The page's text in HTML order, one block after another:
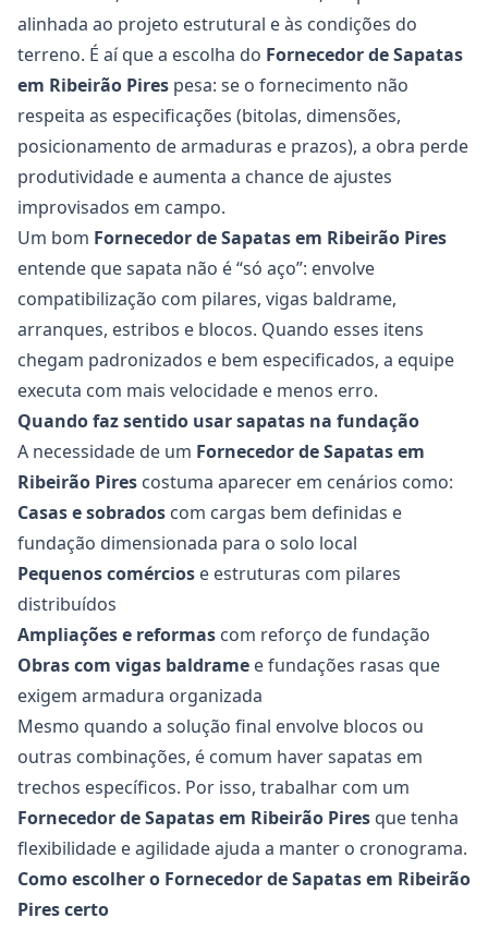
alinhada ao projeto estrutural e às condições do
terreno. É aí que a escolha do Fornecedor de Sapatas
em Ribeirão Pires pesa: se o fornecimento não
respeita as especificações (bitolas, dimensões,
posicionamento de armaduras e prazos), a obra perde
produtividade e aumenta a chance de ajustes
improvisados em campo.
Um bom Fornecedor de Sapatasem Ribeirão Pires
entende que sapata não é “só aço”: envolve
compatibilização com pilares, vigas baldrame,
arranques, estribos e blocos. Quando esses itens
chegam padronizados e bem especificados, a equipe
executa com mais velocidade e menos erro.
Quando faz sentido usar sapatas na fundação
A necessidade de um Fornecedor de Sapatasem
Ribeirão Pires costuma aparecer em cenários como:
Casas e sobrados com cargas bem definidas e
fundação dimensionada para o solo local
Pequenos comércios e estruturas com pilares
distribuídos
Ampliações e reformas com reforço de fundação
Obras com vigas baldrame e fundações rasas que
exigem armadura organizada
Mesmo quando a solução final envolve blocos ou
outras combinações, é comum haver sapatas em
trechos específicos. Por isso, trabalhar com um
Fornecedor de Sapatasem Ribeirão Pires que tenha
flexibilidade e agilidade ajuda a manter o cronograma.
Como escolher o Fornecedor de Sapatas em Ribeirão
Pires certo